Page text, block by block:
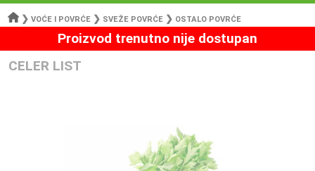
❯ VOĆE I POVRĆE ❯ SVEŽE POVRĆE ❯ OSTALO POVRĆE
Proizvod trenutno nije dostupan
CELER LIST